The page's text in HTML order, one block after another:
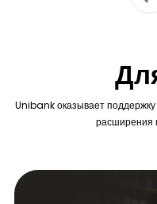
Unibank оказывает
расширения